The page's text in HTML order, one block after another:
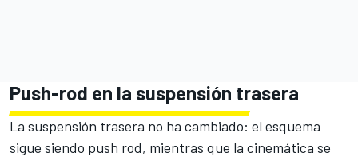
Push-rod en la suspensión trasera
La suspensión trasera no ha cambiado: el esquema
sigue siendo push rod, mientras que la cinemática se